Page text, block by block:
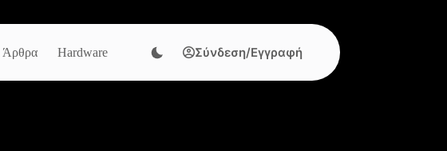
Άρθρα Hardware Σύνδεση/Εγγραφή